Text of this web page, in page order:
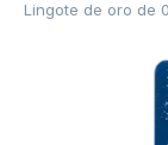
Lingote de oro de